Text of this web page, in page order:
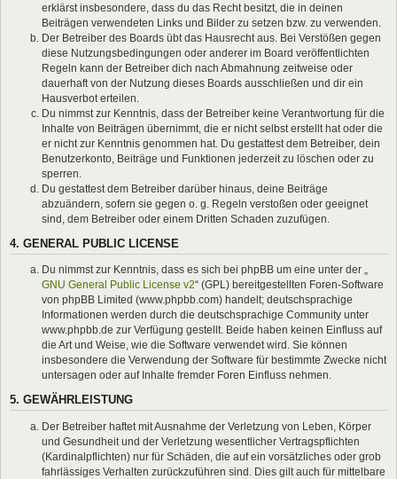
erklärst insbesondere, dass du das Recht besitzt, die in deinen
Beiträgen verwendeten Links und Bilder zu setzen bzw. zu verwenden.
Der Betreiber des Boards übt das Hausrecht aus. Bei Verstößen gegen
diese Nutzungsbedingungen oder anderer im Board veröffentlichten
Regeln kann der Betreiber dich nach Abmahnung zeitweise oder
dauerhaft von der Nutzung dieses Boards ausschließen und dir ein
Hausverbot erteilen.
Du nimmst zur Kenntnis, dass der Betreiber keine Verantwortung für die
Inhalte von Beiträgen übernimmt, die er nicht selbst erstellt hat oder die
er nicht zur Kenntnis genommen hat. Du gestattest dem Betreiber, dein
Benutzerkonto, Beiträge und Funktionen jederzeit zu löschen oder zu
sperren.
Du gestattest dem Betreiber darüber hinaus, deine Beiträge
abzuändern, sofern sie gegen o. g. Regeln verstoßen oder geeignet
sind, dem Betreiber oder einem Dritten Schaden zuzufügen.
4. GENERAL PUBLIC LICENSE
Du nimmst zur Kenntnis, dass es sich bei phpBB um eine unter der „
GNU General Public License v2“ (GPL) bereitgestellten Foren-Software
von phpBB Limited (www.phpbb.com) handelt; deutschsprachige
Informationen werden durch die deutschsprachige Community unter
www.phpbb.de zur Verfügung gestellt. Beide haben keinen Einfluss auf
die Art und Weise, wie die Software verwendet wird. Sie können
insbesondere die Verwendung der Software für bestimmte Zwecke nicht
untersagen oder auf Inhalte fremder Foren Einfluss nehmen.
5. GEWÄHRLEISTUNG
Der Betreiber haftet mit Ausnahme der Verletzung von Leben, Körper
und Gesundheit und der Verletzung wesentlicher Vertragspflichten
(Kardinalpflichten) nur für Schäden, die auf ein vorsätzliches oder grob
fahrlässiges Verhalten zurückzuführen sind. Dies gilt auch für mittelbare